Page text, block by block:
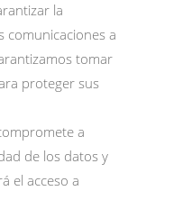
la
comunicaciones a
tomar
proteger sus
a
de los datos y
el acceso a